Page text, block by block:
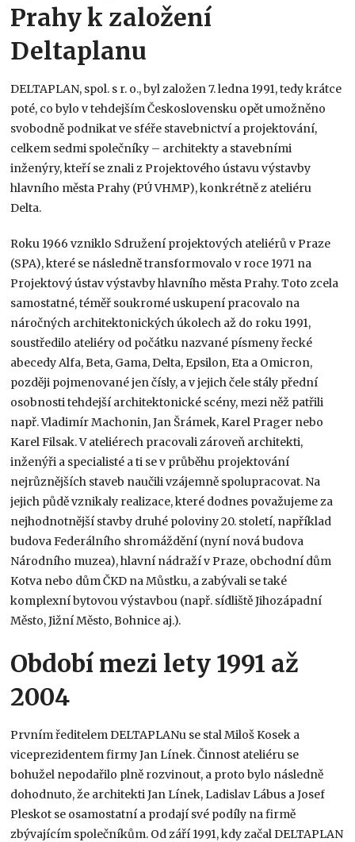
Prahy k založení
Deltaplanu
DELTAPLAN, spol. s r. o., byl založen 7. ledna 1991, tedy krátce
poté, co bylo v tehdejším Československu opět umožněno
svobodně podnikat ve sféře stavebnictví a projektování,
celkem sedmi společníky – architekty a stavebními
inženýry, kteří se znali z Projektového ústavu výstavby
hlavního města Prahy (PÚ VHMP), konkrétně z ateliéru
Delta.
Roku 1966 vzniklo Sdružení projektových ateliérů v Praze
(SPA), které se následně transformovalo v roce 1971 na
Projektový ústav výstavby hlavního města Prahy. Toto zcela
samostatné, téměř soukromé uskupení pracovalo na
náročných architektonických úkolech až do roku 1991,
soustředilo ateliéry od počátku nazvané písmeny řecké
abecedy Alfa, Beta, Gama, Delta, Epsilon, Eta a Omicron,
později pojmenované jen čísly, a v jejich čele stály přední
osobnosti tehdejší architektonické scény, mezi něž patřili
např. Vladimír Machonin, Jan Šrámek, Karel Prager nebo
Karel Filsak. V ateliérech pracovali zároveň architekti,
inženýři a specialisté a ti se v průběhu projektování
nejrůznějších staveb naučili vzájemně spolupracovat. Na
jejich půdě vznikaly realizace, které dodnes považujeme za
nejhodnotnější stavby druhé poloviny 20. století, například
budova Federálního shromáždění (nyní nová budova
Národního muzea), hlavní nádraží v Praze, obchodní dům
Kotva nebo dům ČKD na Můstku, a zabývali se také
komplexní bytovou výstavbou (např. sídliště Jihozápadní
Město, Jižní Město, Bohnice aj.).
Období mezi lety 1991 až
2004
Prvním ředitelem DELTAPLANu se stal Miloš Kosek a
viceprezidentem firmy Jan Línek. Činnost ateliéru se
bohužel nepodařilo plně rozvinout, a proto bylo následně
dohodnuto, že architekti Jan Línek, Ladislav Lábus a Josef
Pleskot se osamostatní a prodají své podíly na firmě
zbývajícím společníkům. Od září 1991, kdy začal DELTAPLAN